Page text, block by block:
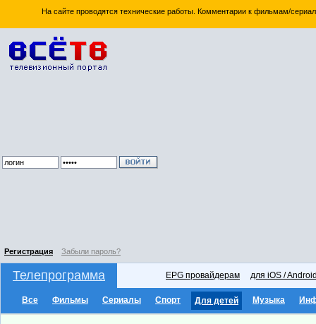
На сайте проводятся технические работы. Комментарии к фильмам/
Регистрация Забыли пароль?
Телепрограмма EPG провайдерам для iOS /
Все Фильмы Сериалы Спорт Для детей Музыка